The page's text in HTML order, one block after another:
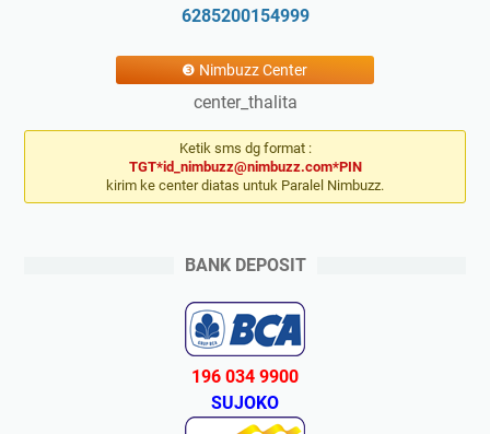
6285200154999
❸ Nimbuzz Center
center_thalita
Ketik sms dg format :
TGT*id_nimbuzz@nimbuzz.com*PIN
kirim ke center diatas untuk Paralel Nimbuzz.
BANK DEPOSIT
196 034 9900
SUJOKO